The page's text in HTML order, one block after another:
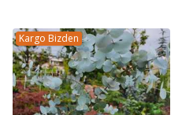
Kargo Bizden